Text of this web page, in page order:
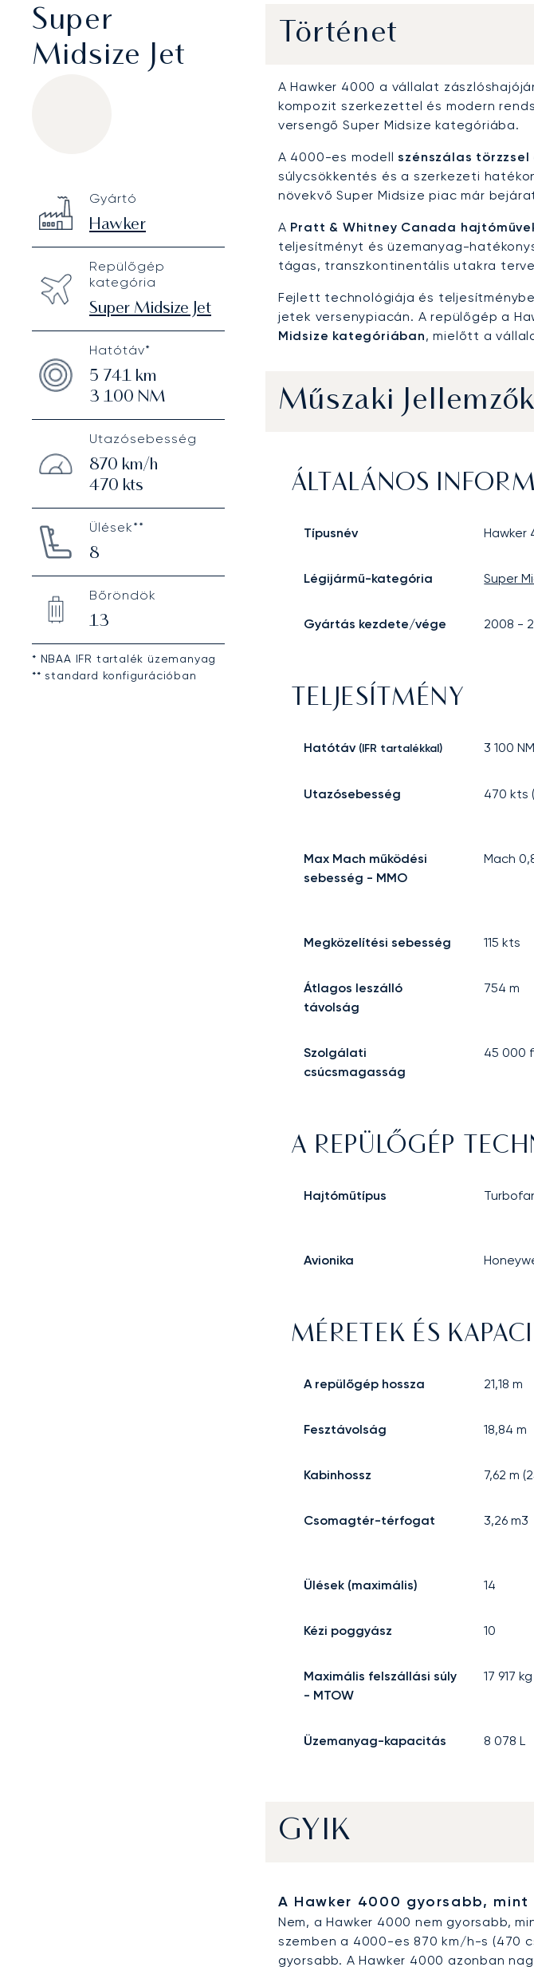
Super
Midsize Jet
Technical specifications
Gyártó
Hawker
Repülőgép
kategória
Super Midsize Jet
Hatótáv*
5 741 km
3 100 NM
Utazósebesség
870 km/h
470 kts
Ülések**
8
Bőröndök
13
* NBAA IFR tartalék üzemanyag
** standard konfigurációban
Történet
A Hawker 4000 a vállalat
kompozit szerkezettel és modern
versengő Super Midsize kategóriába.
A 4000-es modellszénszálas törzzsel
súlycsökkentés és a szerkezeti
növekvő Super Midsize piac már
A Pratt & Whitney Canada
teljesítményt és üzemanyag-
tágas, transzkontinentális utakra
Fejlett technológiája és
jetek versenypiacán. A repülőgép a
Midsize kategóriában, mielőtt a
Műszaki Jellemzők
ÁLTALÁNOS
Típusnév Hawker
Légijármű-kategória Super
Gyártás kezdete/vége 2008 -
TELJESÍTMÉNY
Hatótáv(IFR tartalékkal) 3 100
Utazósebesség 470 kts (
Max Mach működési
sebesség - MMO
Mach
Megközelítési sebesség 115 kts
Átlagos leszálló
távolság
754 m
Szolgálati
csúcsmagasság
45 000
A REPÜLŐGÉP
Hajtóműtípus
Avionika
MÉRETEK ÉS
A repülőgép hossza 21,18 m
Fesztávolság 18,84 m
Kabinhossz 7,62 m (
Csomagtér-térfogat 3,26 m3
Ülések (maximális) 14
Kézi poggyász 10
Maximális felszállási súly
- MTOW
17 917 kg
Üzemanyag-kapacitás 8 078 L
GYIK
A Hawker 4000 gyorsabb,
Nem, a Hawker 4000 nem gyorsabb,
szemben a 4000-es 870 km/h-s (470
gyorsabb. A Hawker 4000 azonban